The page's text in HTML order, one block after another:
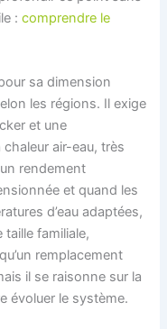
:comprendre le
sa dimension
les régions. Il exige
et une
air-eau, très
rendement
et quand les
d’eau adaptées,
taille familiale,
remplacement
il se raisonne sur la
évoluer le système.